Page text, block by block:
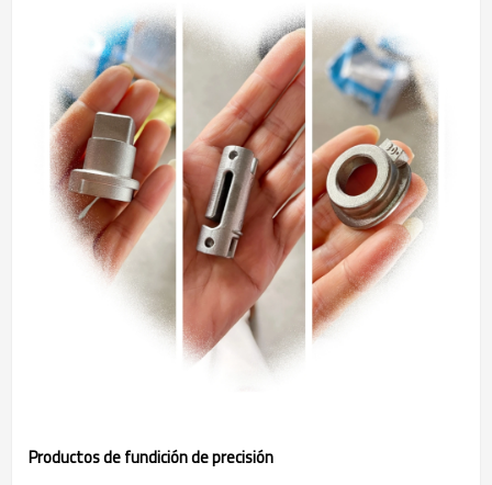
Productos de fundición de precisión